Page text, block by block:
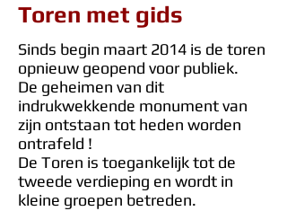
Toren met gids
Sinds begin maart 2014 is de toren
opnieuw geopend voor publiek.
De geheimen van dit
indrukwekkende monument van
zijn ontstaan tot heden worden
ontrafeld !
De Toren is toegankelijk tot de
tweede verdieping en wordt in
kleine groepen betreden.